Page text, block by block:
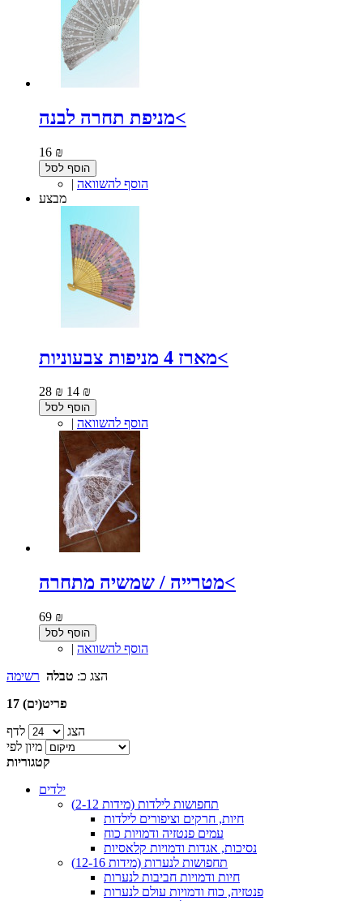
מניפת תחרה לבנה<
16 ₪
הוסף לסל
| הוסף להשוואה
מבצע
מארז 4 מניפות צבעוניות<
28 ₪ 14 ₪
הוסף לסל
| הוסף להשוואה
מטרייה / שמשיה מתחרה<
69 ₪
הוסף לסל
| הוסף להשוואה
הצג כ: טבלה רשימה
17 פריט(ים)
הצג
לדף
מיון לפי
קטגוריות
ילדים
תחפושות לילדות (מידות 2-12)
חיות, חרקים וציפורים לילדות
עמים פנטזיה ודמויות כוח
נסיכות, אגדות ודמויות קלאסיות
תחפושות לנערות (מידות 12-16)
חיות ודמויות חביבות לנערות
פנטזיה, כוח ודמויות עולם לנערות